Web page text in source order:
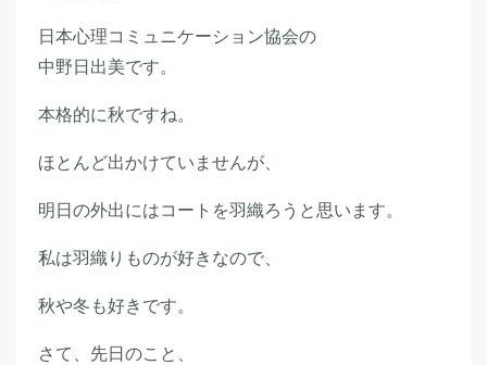
日本心理コミュニケーション協会の
中野日出美です。
本格的に秋ですね。
ほとんど出かけていませんが、
明日の外出にはコートを羽織ろうと思います。
私は羽織りものが好きなので、
秋や冬も好きです。
さて、先日のこと、